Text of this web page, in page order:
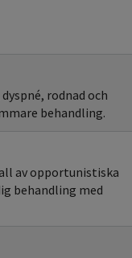
rodnad och
behandling.
av opportunistiska
behandling med